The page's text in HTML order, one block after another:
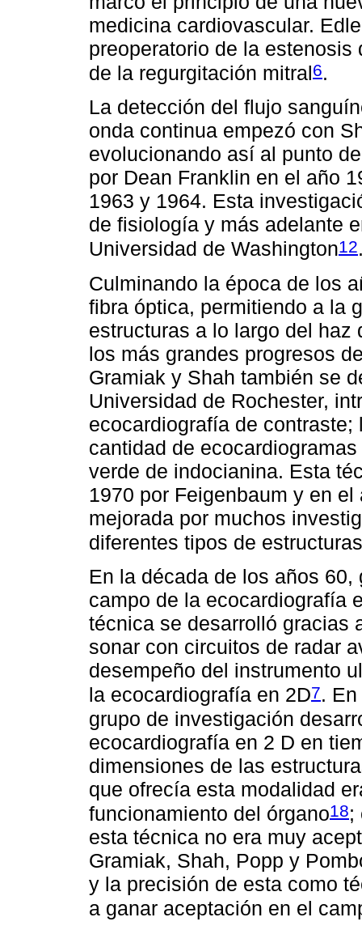
medicina cardiovascular.
preoperatorio de la
de la regurgitación mitral6.
La detección del flujo
onda continua empezó con
evolucionando así al punto
por Dean Franklin en el año
1963 y 1964. Esta
de fisiología y más adelante
Universidad de Washington12
Culminando la época de los
fibra óptica, permitiendo a la
estructuras a lo largo del
los más grandes progresos
Gramiak y Shah también se
Universidad de Rochester,
ecocardiografía de
cantidad de
verde de indocianina. Esta
1970 por Feigenbaum y en
mejorada por muchos
diferentes tipos de estructuras
En la década de los años
campo de la ecocardiografía
técnica se desarrolló gracias
sonar con circuitos de radar
desempeño del instrumento
la ecocardiografía en 2D7.
grupo de investigación
ecocardiografía en 2 D en
dimensiones de las
que ofrecía esta modalidad
funcionamiento del órgano18;
esta técnica no era muy
Gramiak, Shah, Popp y
y la precisión de esta como
a ganar aceptación en el